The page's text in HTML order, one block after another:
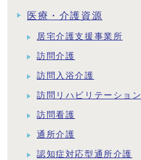
医療・介護資源
居宅介護支援事業所
訪問介護
訪問入浴介護
訪問リハビリテーション
訪問看護
通所介護
認知症対応型通所介護